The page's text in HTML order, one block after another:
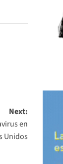
Next:
en
Unidos